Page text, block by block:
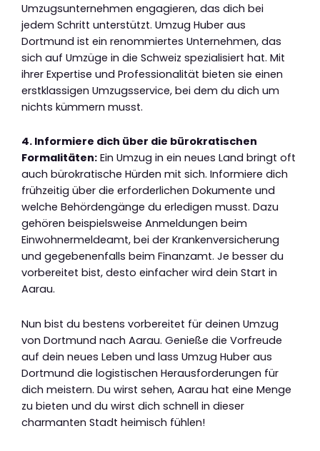
Umzugsunternehmen engagieren, das dich bei
jedem Schritt unterstützt. Umzug Huber aus
Dortmund ist ein renommiertes Unternehmen, das
sich auf Umzüge in die Schweiz spezialisiert hat. Mit
ihrer Expertise und Professionalität bieten sie einen
erstklassigen Umzugsservice, bei dem du dich um
nichts kümmern musst.
4. Informiere dich über die bürokratischen
Formalitäten: Ein Umzug in ein neues Land bringt oft
auch bürokratische Hürden mit sich. Informiere dich
frühzeitig über die erforderlichen Dokumente und
welche Behördengänge du erledigen musst. Dazu
gehören beispielsweise Anmeldungen beim
Einwohnermeldeamt, bei der Krankenversicherung
und gegebenenfalls beim Finanzamt. Je besser du
vorbereitet bist, desto einfacher wird dein Start in
Aarau.
Nun bist du bestens vorbereitet für deinen Umzug
von Dortmund nach Aarau. Genieße die Vorfreude
auf dein neues Leben und lass Umzug Huber aus
Dortmund die logistischen Herausforderungen für
dich meistern. Du wirst sehen, Aarau hat eine Menge
zu bieten und du wirst dich schnell in dieser
charmanten Stadt heimisch fühlen!